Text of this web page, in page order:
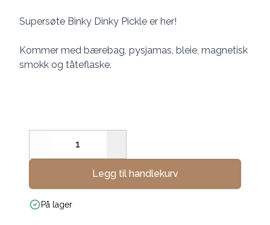
Description
Supersøte Binky Dinky Pickle er her!
Kommer med bærebag, pysjamas, bleie, magnetisk
smokk og tåteflaske.
Decrease
Legg til handlekurv
På lager